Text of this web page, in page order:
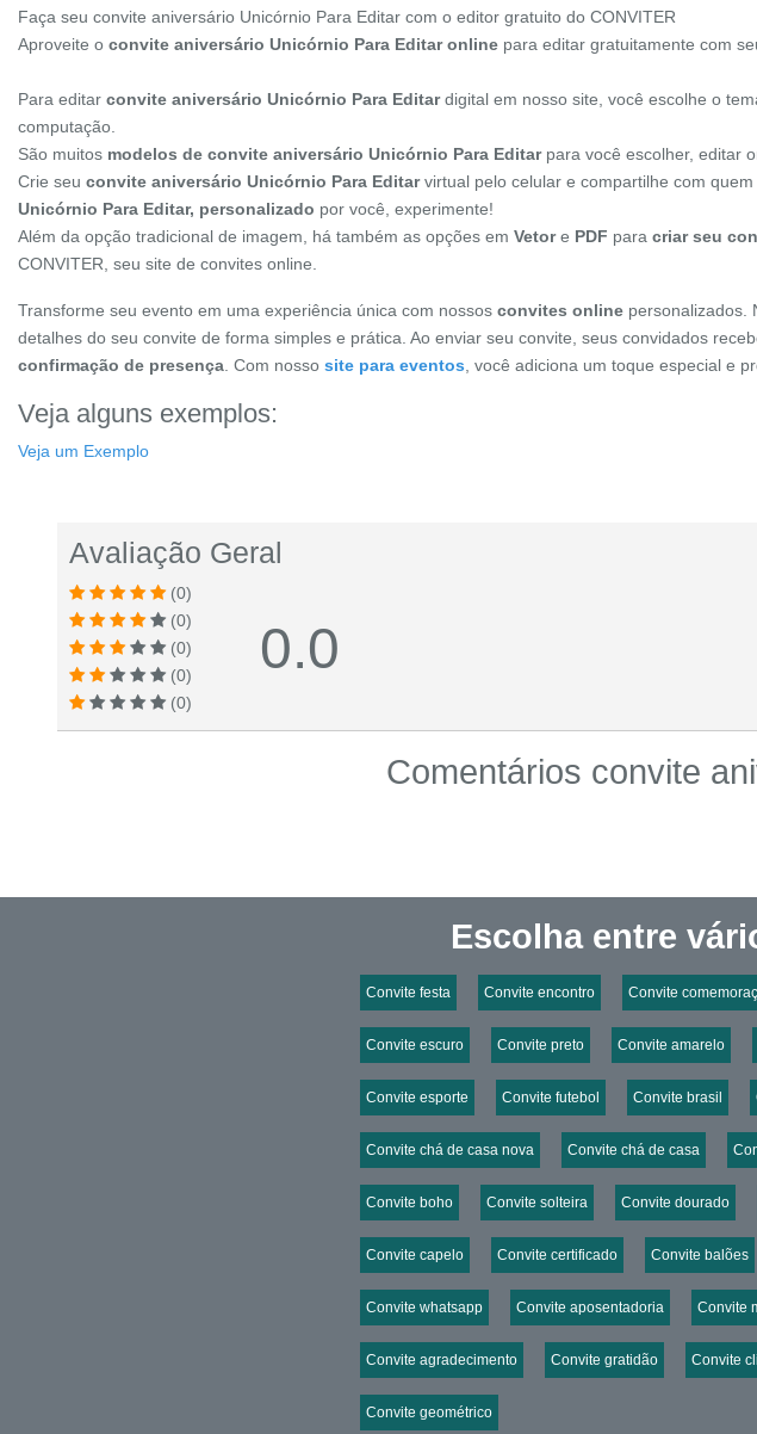
Faça seu convite aniversário Unicórnio Para Editar com o editor gratuito do CONVITER
Aproveite o convite aniversário Unicórnio Para Editar online para editar gratuitamente com
Para editar convite aniversário Unicórnio Para Editardigital em nosso site, você escolhe o
computação.
São muitos modelos de convite aniversário Unicórnio Para Editarpara você escolher, editar
Crie seu convite aniversário Unicórnio Para Editarvirtual pelo celular e compartilhe com
Unicórnio Para Editar, personalizado por você, experimente!
Além da opção tradicional de imagem, há também as opções em Vetore PDF para criar seu
CONVITER, seu site de convites online.
Transforme seu evento em uma experiência única com nossos convites online personalizados.
detalhes do seu convite de forma simples e prática. Ao enviar seu convite, seus convidados
confirmação de presença . Com nosso site para eventos , você adiciona um toque especial e
Veja alguns exemplos:
Veja um Exemplo
Avaliação Geral
(0)
(0)
(0)
(0)
(0)
0.0
Comentários convite
Escolha entre
Convite festa Convite encontro Convite
Convite escuro Convite preto Convite amarelo
Convite esporte Convite futebol Convite brasil
Convite chá de casa nova Convite chá de casa
Convite boho Convite solteira Convite dourado
Convite capelo Convite certificado Convite balões
Convite whatsapp Convite aposentadoria Convite
Convite agradecimento Convite gratidão Convite
Convite geométrico